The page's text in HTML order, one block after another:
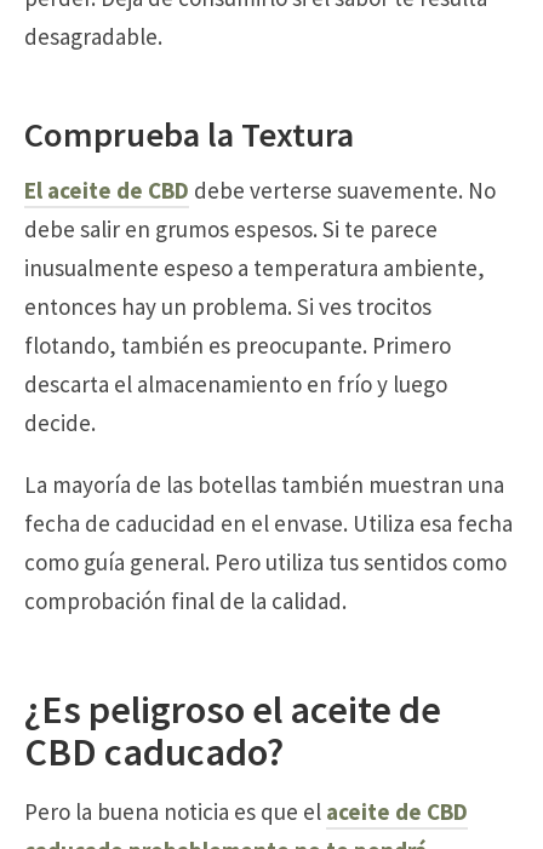
desagradable.
Comprueba la Textura
El aceite de CBD debe verterse suavemente. No
debe salir en grumos espesos. Si te parece
inusualmente espeso a temperatura ambiente,
entonces hay un problema. Si ves trocitos
flotando, también es preocupante. Primero
descarta el almacenamiento en frío y luego
decide.
La mayoría de las botellas también muestran una
fecha de caducidad en el envase. Utiliza esa fecha
como guía general. Pero utiliza tus sentidos como
comprobación final de la calidad.
¿Es peligroso el aceite de
CBD caducado?
Pero la buena noticia es que el aceite de CBD